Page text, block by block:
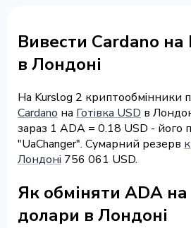
Вивести Cardano на
в Лондоні
На Kurslog 2 криптообмінники
Cardano на Готівка USD в
зараз 1 ADA = 0.18 USD - його
"UaChanger". Сумарний резерв
Лондоні 756 061 USD.
Як обміняти ADA на
долари в Лондоні